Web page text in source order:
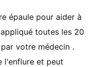
épaule pour aider à
toutes les 20
votre médecin .
l'enflure et peut